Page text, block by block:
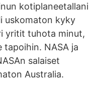
kotiplaneetallani
uskomaton kyky
yritit tuhota minut,
tapoihin. NASA ja
salaiset
Australia.